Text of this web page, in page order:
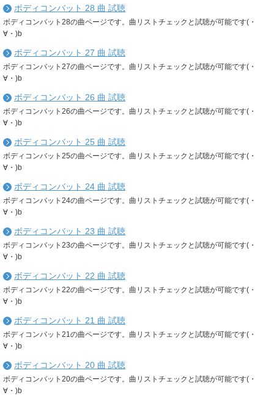
ボディコンバット 28 曲 試聴
ボディコンバット28の曲ページです。曲リストチェックと試聴が可能です(・
∀・)b
ボディコンバット 27 曲 試聴
ボディコンバット27の曲ページです。曲リストチェックと試聴が可能です(・
∀・)b
ボディコンバット 26 曲 試聴
ボディコンバット26の曲ページです。曲リストチェックと試聴が可能です(・
∀・)b
ボディコンバット 25 曲 試聴
ボディコンバット25の曲ページです。曲リストチェックと試聴が可能です(・
∀・)b
ボディコンバット 24 曲 試聴
ボディコンバット24の曲ページです。曲リストチェックと試聴が可能です(・
∀・)b
ボディコンバット 23 曲 試聴
ボディコンバット23の曲ページです。曲リストチェックと試聴が可能です(・
∀・)b
ボディコンバット 22 曲 試聴
ボディコンバット22の曲ページです。曲リストチェックと試聴が可能です(・
∀・)b
ボディコンバット 21 曲 試聴
ボディコンバット21の曲ページです。曲リストチェックと試聴が可能です(・
∀・)b
ボディコンバット 20 曲 試聴
ボディコンバット20の曲ページです。曲リストチェックと試聴が可能です(・
∀・)b